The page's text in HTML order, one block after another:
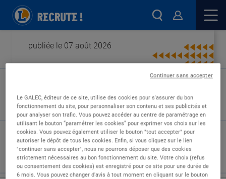
publiée le 07 août 2026
Type de contrat :
Expérience :
Études :
Le GALEC, éditeur de ce site, utilise des cookies pour s'assurer du bon
fonctionnement du site, pour personnaliser son contenu et ses publicités et
pour analyser son trafic. Vous pouvez accéder au centre de paramétrage en
utilisant le bouton “paramétrer les cookies” pour exprimer vos choix sur les
cookies. Vous pouvez également utiliser le bouton "tout accepter" pour
autoriser le dépôt de tous les cookies. Enfin, si vous cliquez sur le lien
"continuer sans accepter", nous ne pourrons déposer que des cookies
strictement nécessaires au bon fonctionnement du site. Votre choix (refus
ou consentement des cookies) est enregistré pour ce site pour une durée de
6 mois. Vous pouvez changer d'avis à tout moment en cliquant sur le bouton
Continuer sans accepter